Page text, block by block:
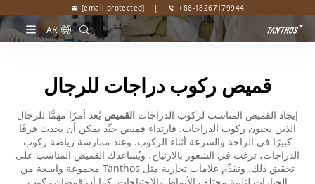
[email protected] | +86-18267179944
AR
قميص ركوب دراجات للرجال
إيجاد القميص المناسب لركوب الدراجات القميصيُعد أمرًا مهمًّا للرجال
الذين يحبون ركوب الدراجات. فارتداء قميص جيِّد يمكن أن يحدث فرقًا
كبيرًا في الراحة والسرعة أثناء الركوب. وعند ممارسة رياضة ركوب
الدراجات، ترغب في الشعور بالارتياح، ويُساعدك القميص المناسب على
تحقيق ذلك. وتقدِّم علامات تجارية مثل Tanthos مجموعة واسعة من